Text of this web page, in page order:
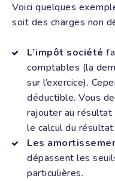
Voici quelques
soit des charges non
L’impôt société
comptables (la
sur l’exercice).
déductible. Vous
rajouter au
le calcul du
Les
dépassent les
particulières.